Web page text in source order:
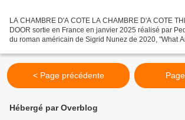
LA CHAMBRE D'A COTE LA CHAMBRE D'A COTE
DOOR sortie en France en janvier 2025 réalisé par
du roman américain de Sigrid Nunez de 2020, "What
< Page précédente
Hébergé par Overblog